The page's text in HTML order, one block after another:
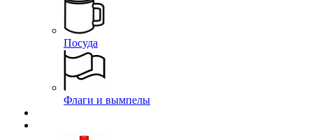
Посуда
Флаги и вымпелы